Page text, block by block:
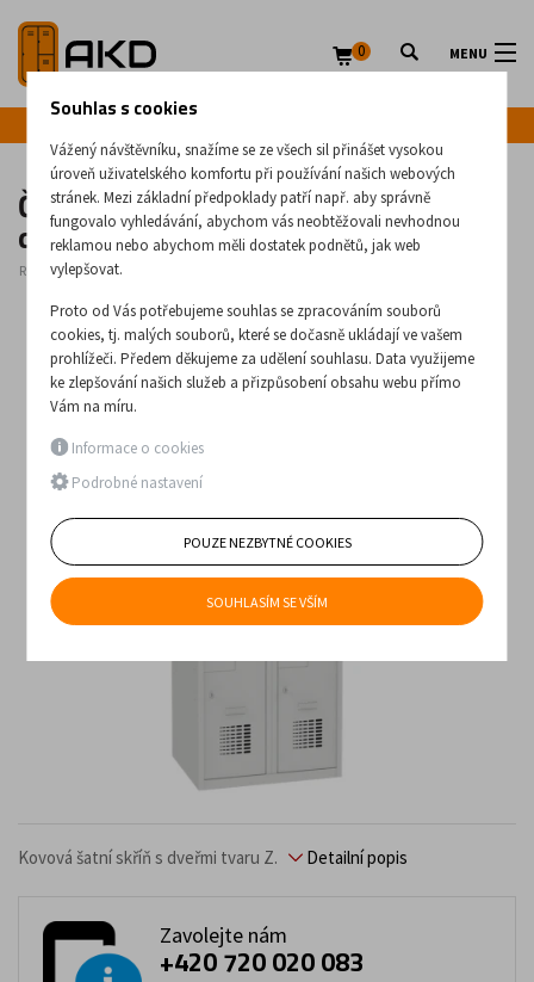
MENU
0
Čtyřdveřová kovová šatní skříň se Z
dveřmi Sul 32 W lx
Rozměry: 1800 x
Kovová šatní skříň s dveřmi tvaru Z. Detailní popis
Zavolejte nám
+420 720 020 083
Souhlas s cookies
Vážený návštěvníku, snažíme se ze všech sil přinášet vysokou
úroveň uživatelského komfortu při používání našich webových
stránek. Mezi základní předpoklady patří např. aby správně
fungovalo vyhledávání, abychom vás neobtěžovali nevhodnou
reklamou nebo abychom měli dostatek podnětů, jak web
vylepšovat.
Proto od Vás potřebujeme souhlas se zpracováním souborů
cookies, tj. malých souborů, které se dočasně ukládají ve vašem
prohlížeči. Předem děkujeme za udělení souhlasu. Data využijeme
ke zlepšování našich služeb a přizpůsobení obsahu webu přímo
Vám na míru.
Informace o cookies
Podrobné nastavení
POUZE NEZBYTNÉ COOKIES
SOUHLASÍM SE VŠÍM